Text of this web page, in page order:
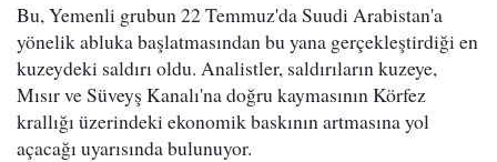
Bu, Yemenli grubun 22 Temmuz'da Suudi Arabistan'a
yönelik abluka başlatmasından bu yana gerçekleştirdiği en
kuzeydeki saldırı oldu. Analistler, saldırıların kuzeye,
Mısır ve Süveyş Kanalı'na doğru kaymasının Körfez
krallığı üzerindeki ekonomik baskının artmasına yol
açacağı uyarısında bulunuyor.